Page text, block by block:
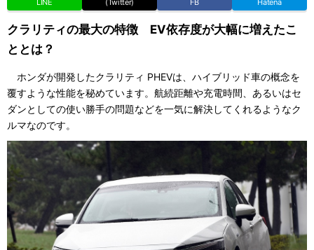
LINE (Twitter) FB Hatena
クラリティの最大の特徴 EV依存度が大幅に増えたこ
ととは？
ホンダが開発したクラリティ PHEVは、ハイブリッド車の概念を
覆すような性能を秘めています。航続距離や充電時間、あるいはセ
ダンとしての使い勝手の問題などを一気に解決してくれるようなク
ルマなのです。